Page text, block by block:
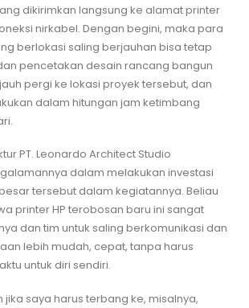
dikirimkan langsung ke alamat printer
nirkabel. Dengan begini, maka para
berlokasi saling berjauhan bisa tetap
pencetakan desain rancang bangun
pergi ke lokasi proyek tersebut, dan
dalam hitungan jam ketimbang
PT. Leonardo Architect Studio
dalam melakukan investasi
tersebut dalam kegiatannya. Beliau
printer HP terobosan baru ini sangat
dan tim untuk saling berkomunikasi dan
lebih mudah, cepat, tanpa harus
untuk diri sendiri.
jika saya harus terbang ke, misalnya,